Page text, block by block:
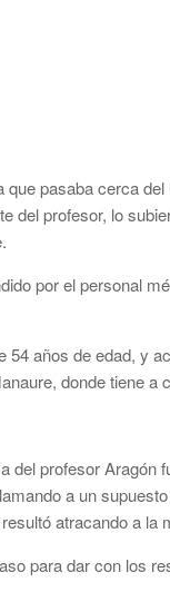
pasaba cerca
del profesor, lo
por el personal
54 años de edad, y
donde tiene a
profesor Aragón
a un
atracando a la
para dar con los